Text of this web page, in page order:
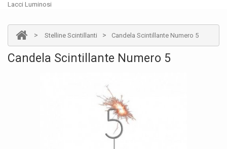
Lacci Luminosi
> Stelline Scintillanti > Candela Scintillante Numero 5
Candela Scintillante Numero 5